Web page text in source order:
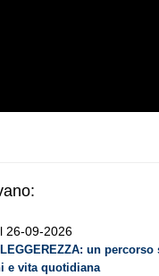
rapida
26-09-2026
un
e vita quotidiana